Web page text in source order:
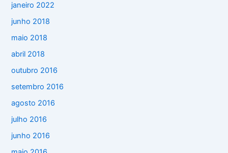
janeiro 2022
junho 2018
maio 2018
abril 2018
outubro 2016
setembro 2016
agosto 2016
julho 2016
junho 2016